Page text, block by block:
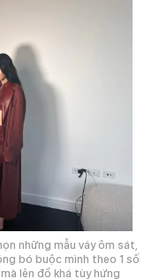
những mẫu váy ôm sát,
bó buộc mình theo 1 số
lên đồ khá tùy hứng